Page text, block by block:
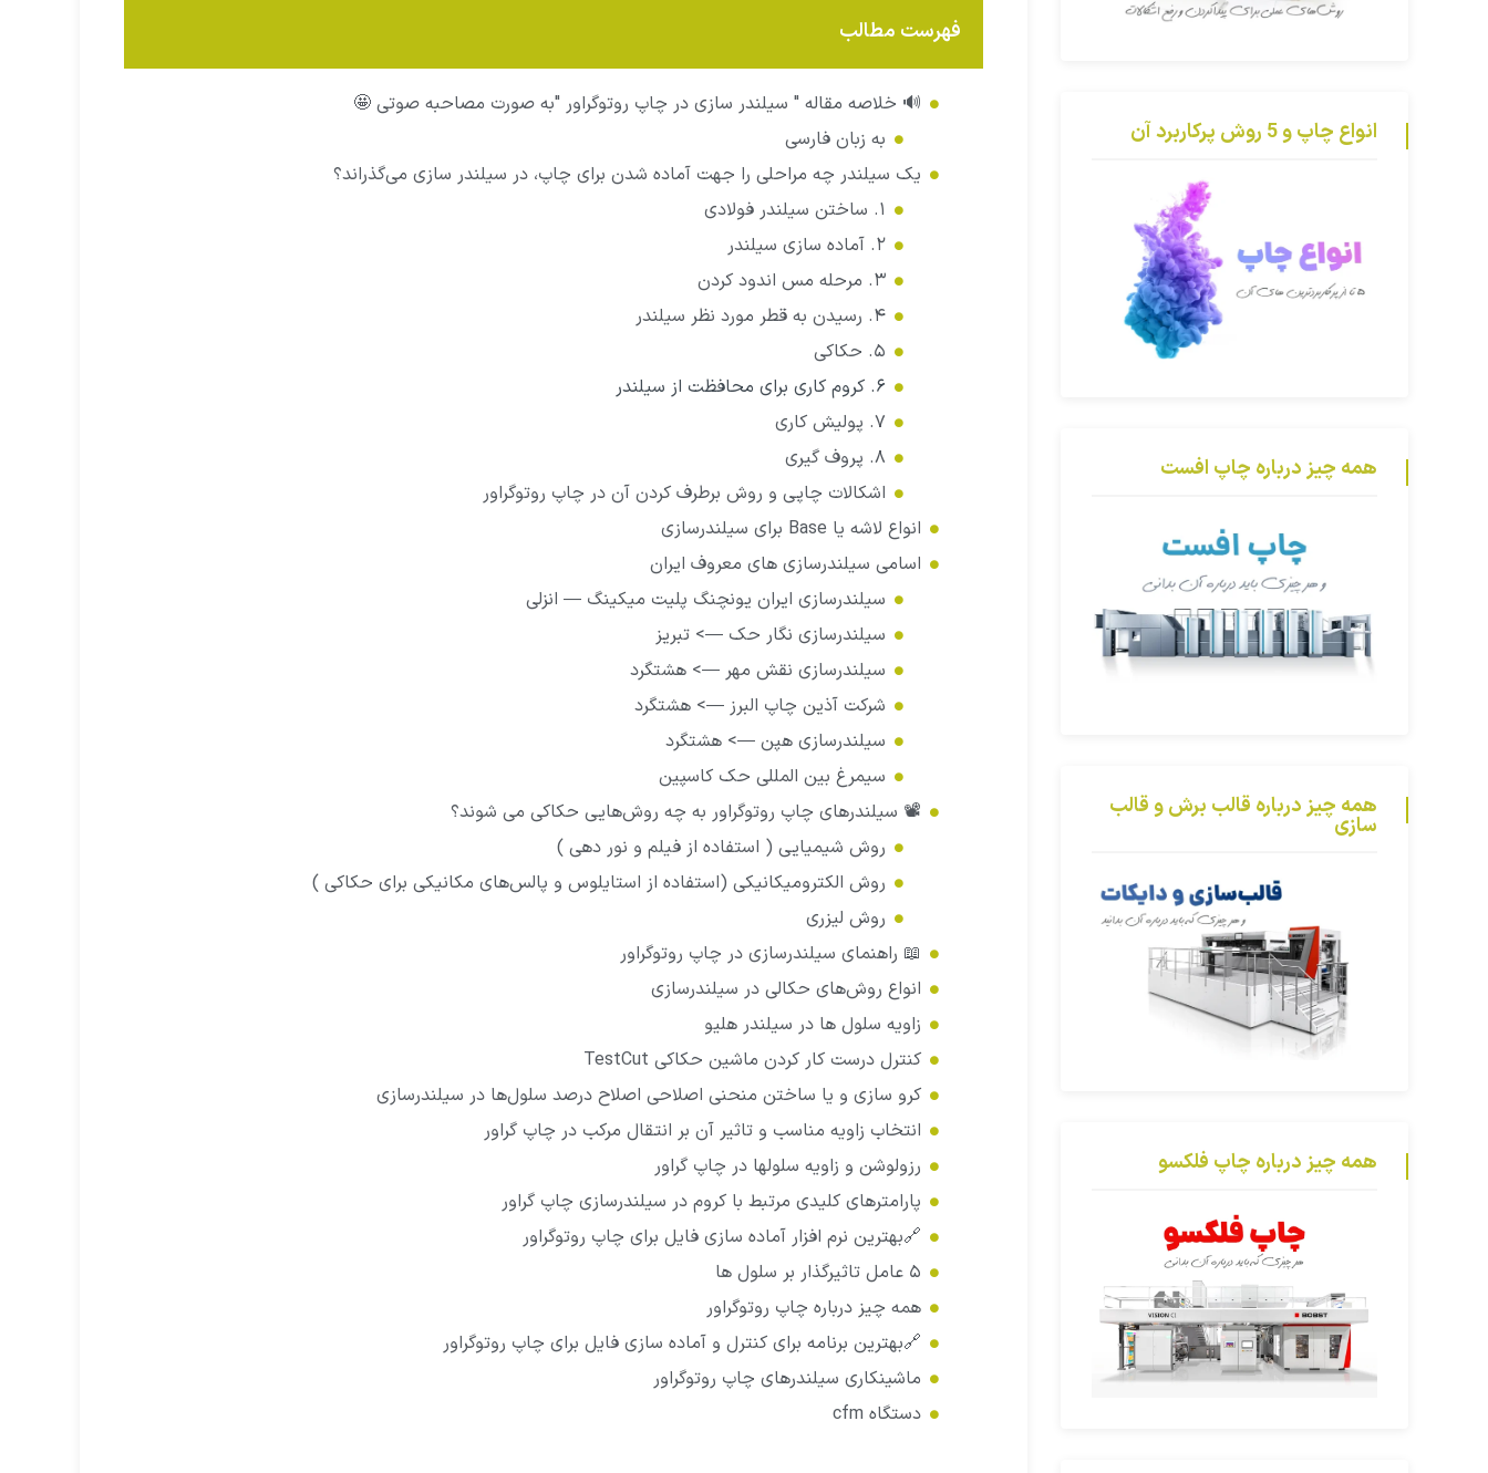
فهرست مطالب
🔊 خلاصه مقاله " سیلندر سازی در چاپ روتوگراور "به صورت مصاحبه صوتی 🤩
به زبان فارسی
یک سیلندر چه مراحلی را جهت آماده شدن برای چاپ، در سیلندر سازی می‌گذراند؟
۱. ساختن سیلندر فولادی
۲. آماده سازی سیلندر
۳. مرحله مس اندود کردن
۴. رسیدن به قطر مورد نظر سیلندر
۵. حکاکی
۶. کروم کاری برای محافظت از سیلندر
۷. پولیش کاری
۸. پروف گیری
اشکالات چاپی و روش برطرف کردن آن در چاپ روتوگراور
انواع لاشه یا Base برای سیلندرسازی
اسامی سیلندرسازی های معروف ایران
سیلندرسازی ایران یونچنگ پلیت میکینگ — انزلی
سیلندرسازی نگار حک —> تبریز
سیلندرسازی نقش مهر —> هشتگرد
شرکت آذین چاپ البرز —> هشتگرد
سیلندرسازی هپن —> هشتگرد
سیمرغ بین المللی حک کاسپین
📽️ سیلندرهای چاپ روتوگراور به چه روش‌هایی حکاکی می شوند؟
روش شیمیایی ( استفاده از فیلم و نور دهی )
روش الکترومیکانیکی (‌استفاده از استایلوس و پالس‌های مکانیکی برای حکاکی )
روش لیزری
📖 راهنمای سیلندرسازی در چاپ روتوگراور
انواع روش‌های حکالی در سیلندرسازی
زاویه سلول ها در سیلندر هلیو
کنترل درست کار کردن ماشین حکاکی TestCut
کرو سازی و یا ساختن منحنی اصلاحی اصلاح درصد سلول‌ها در سیلندرسازی
انتخاب زاویه مناسب و تاثیر آن بر انتقال مرکب در چاپ گراور
رزولوشن و زاویه سلولها در چاپ گراور
پارامترهای کلیدی مرتبط با کروم در سیلندرسازی چاپ گراور
🔗بهترین نرم افزار آماده سازی فایل برای چاپ روتوگراور
۵ عامل تاثیرگذار بر سلول ها
همه چیز درباره چاپ روتوگراور
🔗بهترین برنامه برای کنترل و آماده سازی فایل برای چاپ روتوگراور
ماشینکاری سیلندرهای چاپ روتوگراور
دستگاه cfm
انواع چاپ و 5 روش پرکاربرد آن
همه چیز درباره چاپ افست
همه چیز درباره قالب برش و قالب
سازی
همه چیز درباره چاپ فلکسو